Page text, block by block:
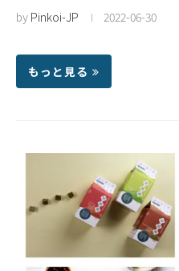
by Pinkoi-JP 2022-06-30
もっと見る